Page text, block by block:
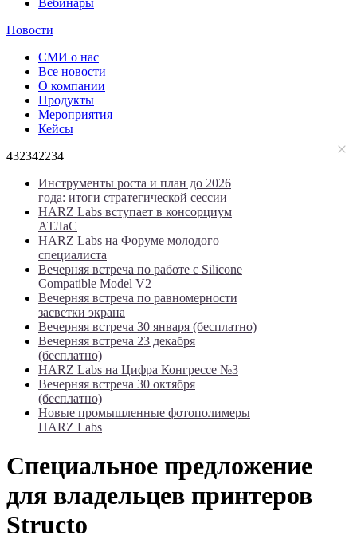
Вебинары
Новости
СМИ о нас
Все новости
О компании
Продукты
Мероприятия
Кейсы
432342234
Инструменты роста и план до 2026
года: итоги стратегической сессии
HARZ Labs вступает в консорциум
АТЛаС
HARZ Labs на Форуме молодого
специалиста
Вечерняя встреча по работе с Silicone
Compatible Model V2
Вечерняя встреча по равномерности
засветки экрана
Вечерняя встреча 30 января (бесплатно)
Вечерняя встреча 23 декабря
(бесплатно)
HARZ Labs на Цифра Конгрессе №3
Вечерняя встреча 30 октября
(бесплатно)
Новые промышленные фотополимеры
HARZ Labs
Специальное предложение
для владельцев принтеров
Structo